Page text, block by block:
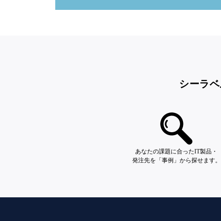
シーラ
あなたの課題に合ったIT製品・
発注先を「事例」から探せます。